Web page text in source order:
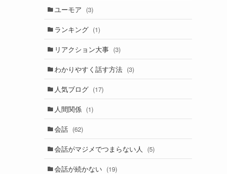
ユーモア (3)
ランキング (1)
リアクション大事 (3)
わかりやすく話す方法 (3)
人気ブログ (17)
人間関係 (1)
会話 (62)
会話がマジメでつまらない人 (5)
会話が続かない (19)